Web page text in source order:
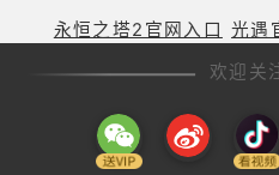
永恒之塔2官网入口 光遇
欢迎关